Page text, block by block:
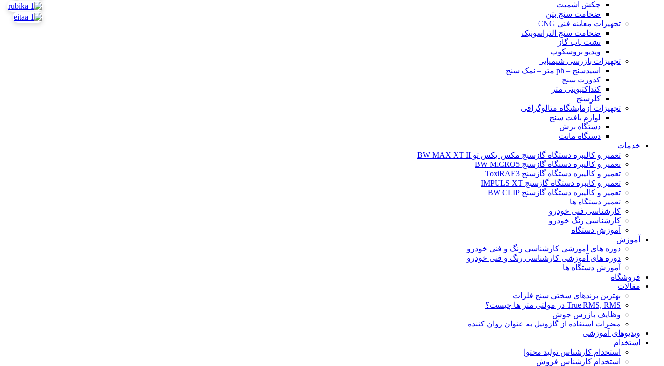
چکش اشمیت
ضخامت سنج بتن
تجهیزات معاینه فنی CNG
ضخامت سنج التراسونیک
نشت یاب گاز
ویدیو بروسکوپ
تجهیزات بازرسی شیمیایی
اسیدسنج – ph متر – نمک سنج
کدورت سنج
کنداکتیویتی متر
کلرسنج
تجهیزات آزمایشگاه متالوگرافی
لوازم بافت سنج
دستگاه برش
دستگاه مانت
خدمات
تعمیر و کالیبره دستگاه گازسنج مکس ایکس تو BW MAX XT II
تعمیر و کالیبره دستگاه گازسنج BW MICRO5
تعمیر و کالیبره دستگاه گازسنج ToxiRAE3
تعمیر و کایبره دستگاه گازسنج IMPULS XT
تعمیر و کالیبره دستگاه گازسنج BW CLIP
تعمیر دستگاه ها
کارشناسی فنی خودرو
کارشناسی رنگ خودرو
آموزش دستگاه
آموزش
دوره های آموزشی کارشناسی رنگ و فنی خودرو
دوره های آموزشی کارشناسی رنگ و فنی خودرو
آموزش دستگاه ها
فروشگاه
مقالات
بهترین برندهای سختی سنج فلزات
True RMS, RMS در مولتی متر ها چیست؟
وظایف بازرس جوش
مضرات استفاده از گازوئیل به عنوان روان کننده
ویدیوهای آموزشی
استخدام
استخدام کارشناس تولید محتوا
استخدام کارشناس فروش